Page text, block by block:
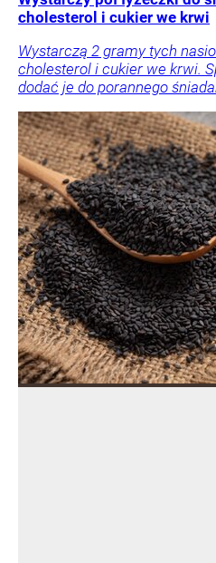
cholesterol i cukier we krwi
Wystarczą 2 gramy tych
cholesterol i cukier we krwi.
dodać je do porannego